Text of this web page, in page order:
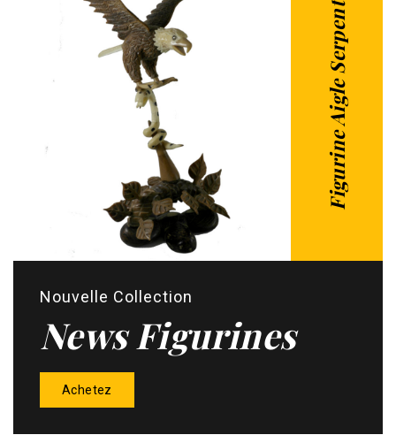
Figurine Aigle Serpent
Nouvelle Collection
News Figurines
Achetez